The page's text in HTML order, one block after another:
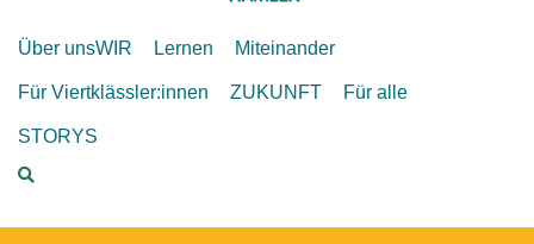
Über unsWIR Lernen Miteinander
Für Viertklässler:innen ZUKUNFT Für alle
STORYS